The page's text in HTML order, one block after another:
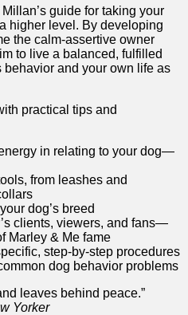
guide for taking your
higher level. By developing
the calm-assertive owner
to live a balanced, fulfilled
behavior and your own life as
practical tips and
in relating to your dog—
from leashes and
dog’s breed
clients, viewers, and fans—
Marley & Me fame
step-by-step procedures
dog behavior problems
leaves behind peace.”
Yorker